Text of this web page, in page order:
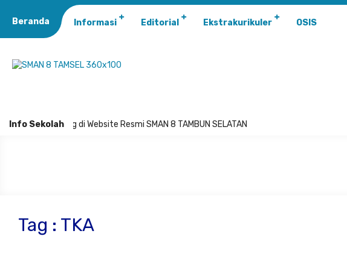
Beranda Informasi Editorial Ekstrakurikuler OSIS
Info Sekolah
Selamat Datang di Website Resmi SMAN 8 TAMBUN SELATAN
Tag : TKA